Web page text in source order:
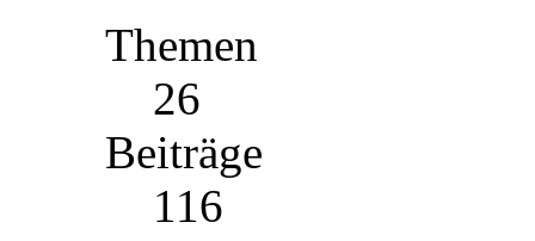
Themen
26
Beiträge
116